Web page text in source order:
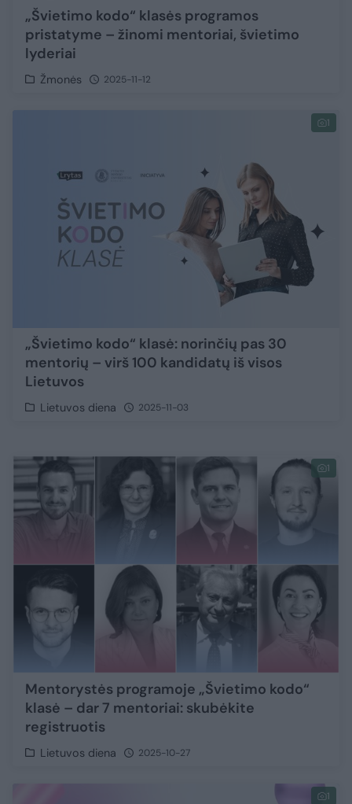
„Švietimo kodo“ klasės programos
pristatyme – žinomi mentoriai, švietimo
lyderiai
Žmonės 2025-11-12
1
„Švietimo kodo“ klasė: norinčių pas 30
mentorių – virš 100 kandidatų iš visos
Lietuvos
Lietuvos diena 2025-11-03
1
Mentorystės programoje „Švietimo kodo“
klasė – dar 7 mentoriai: skubėkite
registruotis
Lietuvos diena 2025-10-27
1